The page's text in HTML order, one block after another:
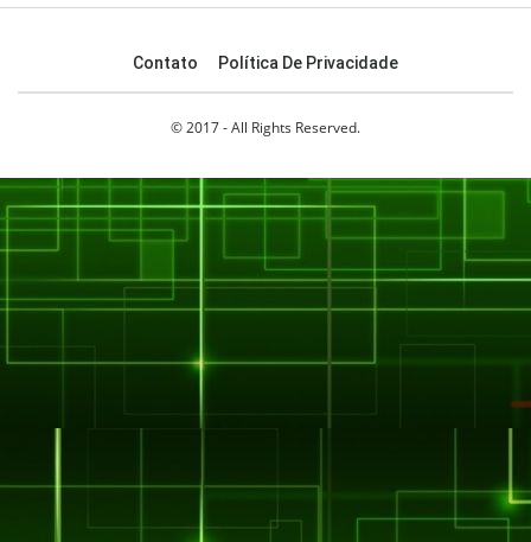
Contato Política De Privacidade
© 2017 - All Rights Reserved.